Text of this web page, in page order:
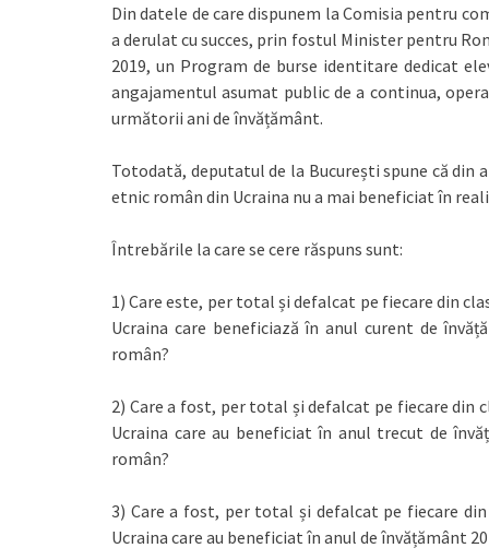
Din datele de care dispunem la Comisia pentru
a derulat cu succes, prin fostul Minister pentru
2019, un Program de burse identitare dedicat
angajamentul asumat public de a continua,
următorii ani de învățământ.
Totodată, deputatul de la București spune că din
etnic român din Ucraina nu a mai beneficiat în
Întrebările la care se cere răspuns sunt:
1) Care este, per total și defalcat pe fiecare din
Ucraina care beneficiază în anul curent de
român?
2) Care a fost, per total și defalcat pe fiecare din
Ucraina care au beneficiat în anul trecut de
român?
3) Care a fost, per total și defalcat pe fiecare
Ucraina care au beneficiat în anul de învățământ